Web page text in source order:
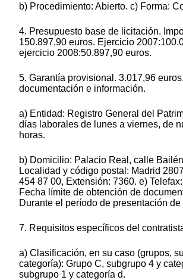
b) Procedimiento: Abierto. c) Forma:
4. Presupuesto base de licitación.
150.897,90 euros. Ejercicio
ejercicio 2008:50.897,90 euros.
5. Garantía provisional. 3.017,96
documentación e información.
a) Entidad: Registro General del
días laborales de lunes a viernes, de
horas.
b) Domicilio: Palacio Real, calle
Localidad y código postal: Madrid
454 87 00, Extensión: 7360. e)
Fecha límite de obtención de
Durante el período de presentación
7. Requisitos específicos del
a) Clasificación, en su caso (grupos,
categoría): Grupo C, subgrupo 4 y
subgrupo 1 y categoría d.